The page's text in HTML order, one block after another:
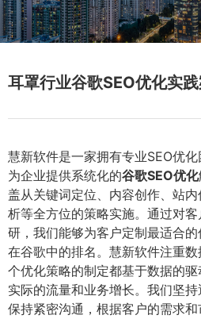
耳罩行业谷歌SEO优化实践
慧新软件是一家拥有专业SEO优
为企业提供系统化的谷歌SEO优化
盖从关键词定位、内容创作、站
析等全方位的策略实施。通过对
研，我们能够为客户定制最适合
在谷歌中的排名。慧新软件注重
个优化策略的制定都基于数据的
实际的流量和业务增长。我们坚
保持紧密沟通，根据客户的需求和